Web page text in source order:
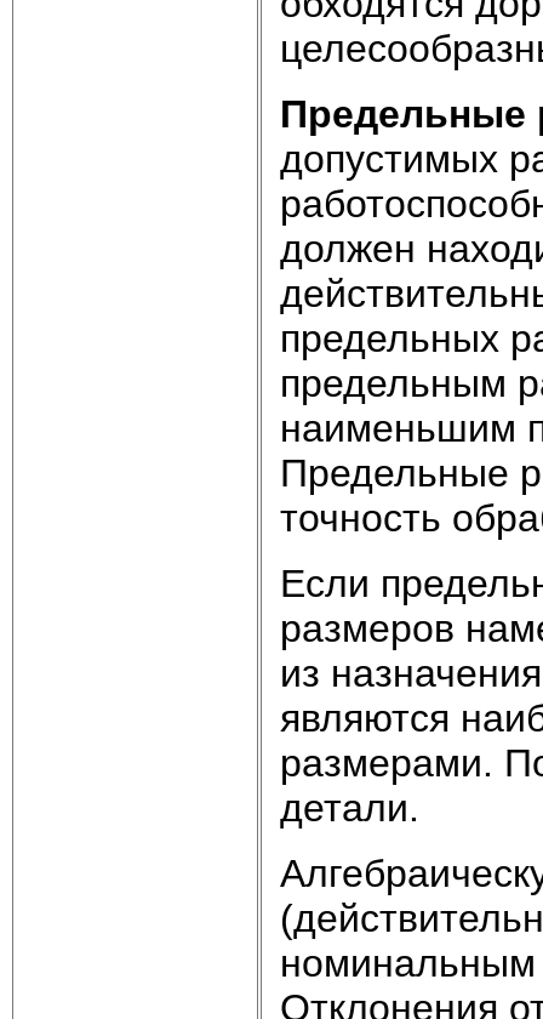
Предельные
допустимых
должен
предельных
предельным
наименьшим
Предельные
точность
Если
размеров
из
являются
размерами.
детали.
Отклонения